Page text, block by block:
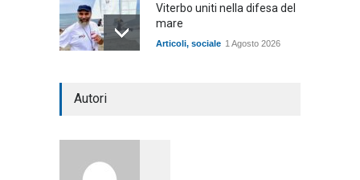
Viterbo uniti nella difesa del
mare
Articoli, sociale 1 Agosto 2026
Autori